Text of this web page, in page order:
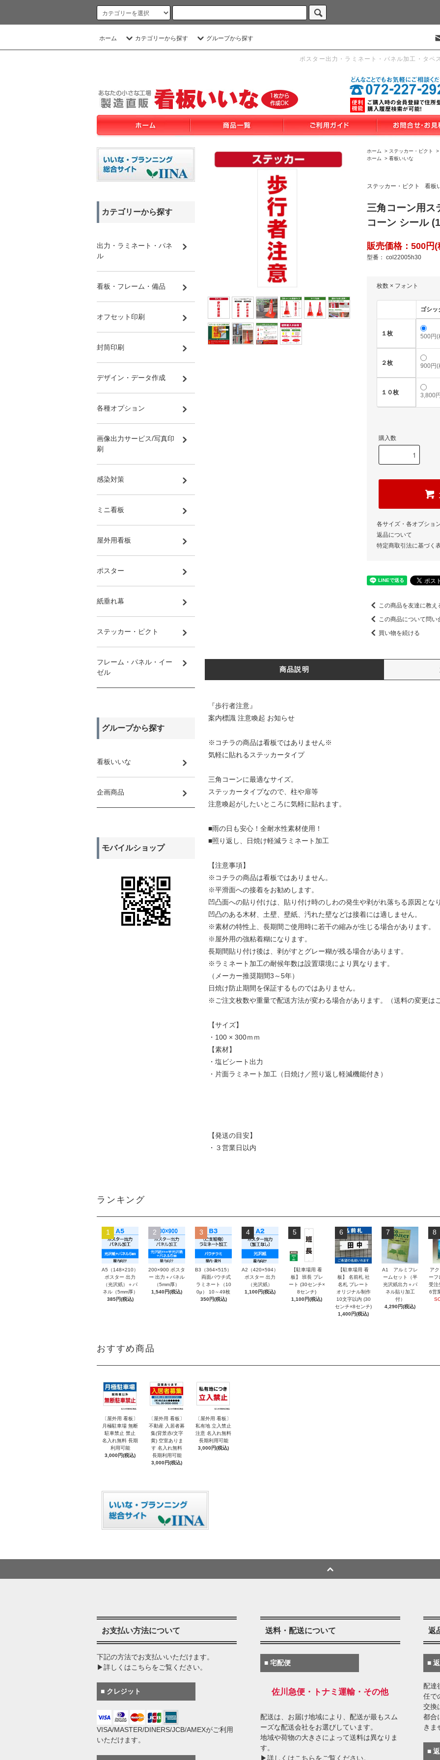
ホーム カテゴリーから探す グループから探す
ポスター出力・ラミネート・パネル加工・タペ
ホーム > ステッカー・ピクト >
ホーム
> 看板いいな
ステッカー・ピクト 看板
三角コーン用ス
コーン シール
販売価格：500円
型番： col22005h30
枚数 × フォント
ゴシッ
１枚 500円(
２枚 900円(
１０枚 3,800
購入数
各サイズ・各オプショ
返品について
特定商取引法に基づく
この商品を友達に教え
この商品について問い
買い物を続ける
商品説明
『歩行者注意』
案内標識 注意喚起 お知らせ
※コチラの商品は看板ではありません※
気軽に貼れるステッカータイプ
三角コーンに最適なサイズ。
ステッカータイプなので、柱や扉等
注意喚起がしたいところに気軽に貼れます。
■雨の日も安心！全耐水性素材使用！
■照り返し、日焼け軽減ラミネート加工
【注意事項】
※コチラの商品は看板ではありません。
※平滑面への接着をお勧めします。
凹凸面への貼り付けは、貼り付け時のしわの発生や剥がれ落ちる原因とな
凹凸のある木材、土壁、壁紙、汚れた壁などは接着には適しません。
※素材の特性上、長期間ご使用時に若干の縮みが生じる場合があります。
※屋外用の強粘着糊になります。
長期間貼り付け後は、剥がすとグレー糊が残る場合があります。
※ラミネート加工の耐候年数は設置環境により異なります。
（メーカー推奨期間3～5年）
日焼け防止期間を保証するものではありません。
※ご注文枚数や重量で配送方法が変わる場合があります。（送料の変更は
【サイズ】
・100 × 300ｍｍ
【素材】
・塩ビシート出力
・片面ラミネート加工（日焼け／照り返し軽減機能付き）
【発送の目安】
・３営業日以内
カテゴリーから探す
出力・ラミネート・パネ
ル
看板・フレーム・備品
オフセット印刷
封筒印刷
デザイン・データ作成
各種オプション
画像出力サービス/写真印
刷
感染対策
ミニ看板
屋外用看板
ポスター
紙垂れ幕
ステッカー・ピクト
フレーム・パネル・イー
ゼル
グループから探す
看板いいな
企画商品
モバイルショップ
ランキング
1
A5（148×210）
ポスター 出力
（光沢紙）＋パ
ネル（5mm厚）
385円(税込)
2
200×900 ポスタ
ー 出力＋パネル
（5mm厚）
1,540円(税込)
3
B3（364×515）
両面パウチ式
ラミネート（10
0μ） 10～49枚
350円(税込)
4
A2（420×594）
ポスター 出力
（光沢紙）
1,100円(税込)
5
【駐車場用 看
板】 班長 プレ
ート (30センチ×
8センチ)
1,100円(税込)
6
【駐車場用 看
板】 名前札 社
名札 プレート
オリジナル制作
10文字以内 (30
センチ×8センチ)
1,400円(税込)
7
A1 アルミフレ
ームセット（半
光沢紙出力＋パ
ネル貼り加工
付）
4,290円(税込)
8
ア
ー
受注
6営
おすすめ商品
〔屋外用 看板〕
月極駐車場 無断
駐車禁止 禁止
名入れ無料 長期
利用可能
3,000円(税込)
〔屋外用 看板〕
不動産 入居者募
集(背景赤/文字
黄) 空室ありま
す 名入れ無料
長期利用可能
3,000円(税込)
〔屋外用 看板〕
私有地 立入禁止
注意 名入れ無料
長期利用可能
3,000円(税込)
お支払い方法について
下記の方法でお支払いいただけます。
▶詳しくはこちらをご覧ください。
■ クレジット
VISA/MASTER/DINERS/JCB/AMEXがご利用
いただけます。
送料・配送について
■ 宅配便
佐川急便・トナミ運輸・その他
配送は、お届け地域により、配送が最もスム
ーズな配送会社をお選びしています。
地域や荷物の大きさによって送料は異なりま
す。
▶詳しくはこちらをご覧ください。
返
■
配達
任で
交換
都合
きま
■